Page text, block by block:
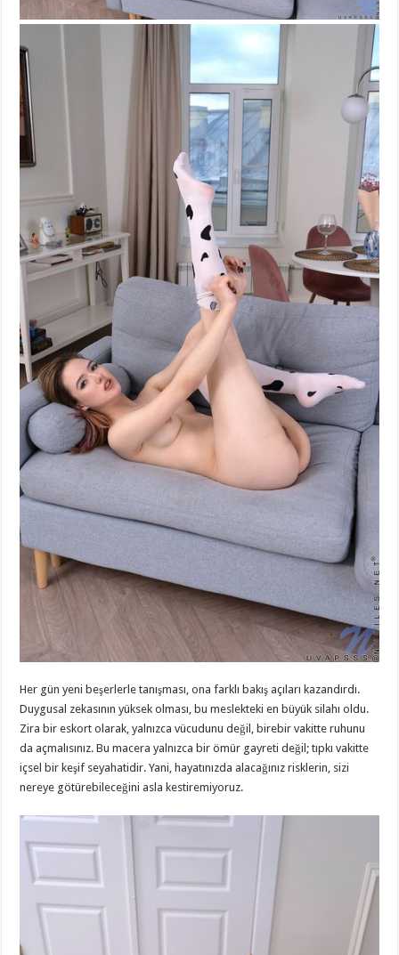
Her gün yeni beşerlerle tanışması, ona farklı bakış açıları kazandırdı.
Duygusal zekasının yüksek olması, bu meslekteki en büyük silahı oldu.
Zira bir eskort olarak, yalnızca vücudunu değil, birebir vakitte ruhunu
da açmalısınız. Bu macera yalnızca bir ömür gayreti değil; tıpkı vakitte
içsel bir keşif seyahatidir. Yani, hayatınızda alacağınız risklerin, sizi
nereye götürebileceğini asla kestiremiyoruz.